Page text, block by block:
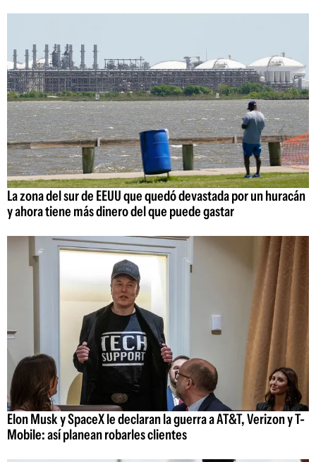
La zona del sur de EEUU que quedó devastada por un huracán
y ahora tiene más dinero del que puede gastar
Elon Musk y SpaceX le declaran la guerra a AT&T, Verizon y T-
Mobile: así planean robarles clientes